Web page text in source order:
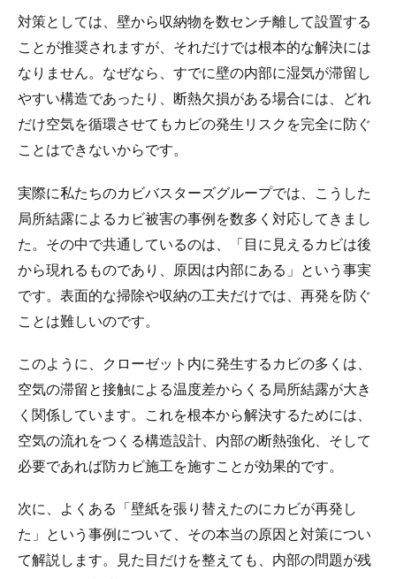
対策としては、壁から収納物を数センチ離して設置する
ことが推奨されますが、それだけでは根本的な解決には
なりません。なぜなら、すでに壁の内部に湿気が滞留し
やすい構造であったり、断熱欠損がある場合には、どれ
だけ空気を循環させてもカビの発生リスクを完全に防ぐ
ことはできないからです。
実際に私たちのカビバスターズグループでは、こうした
局所結露によるカビ被害の事例を数多く対応してきまし
た。その中で共通しているのは、「目に見えるカビは後
から現れるものであり、原因は内部にある」という事実
です。表面的な掃除や収納の工夫だけでは、再発を防ぐ
ことは難しいのです。
このように、クローゼット内に発生するカビの多くは、
空気の滞留と接触による温度差からくる局所結露が大き
く関係しています。これを根本から解決するためには、
空気の流れをつくる構造設計、内部の断熱強化、そして
必要であれば防カビ施工を施すことが効果的です。
次に、よくある「壁紙を張り替えたのにカビが再発し
た」という事例について、その本当の原因と対策につい
て解説します。見た目だけを整えても、内部の問題が残